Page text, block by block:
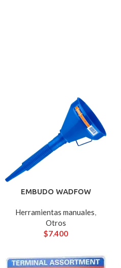
EMBUDO WADFOW
Herramientas manuales,
Otros
$7.400